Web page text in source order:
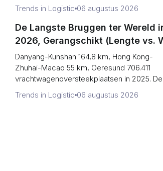
Trends in Logistic 06 augustus 2026
De Langste Bruggen ter Wereld
2026, Gerangschikt (Lengte vs.
Je Eroverheen Kunt Rijden)
Danyang-Kunshan 164,8 km, Hong Kong-
Zhuhai-Macao 55 km, Oeresund 706.411
vrachtwagenoversteekplaatsen in 2025. De
langst...
Trends in Logistic 06 augustus 2026